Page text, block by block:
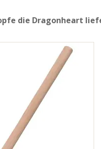
die Dragonheart